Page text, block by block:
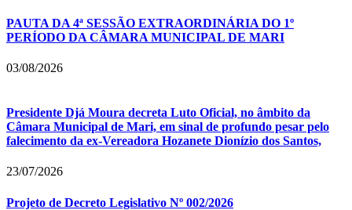
PAUTA DA 4ª SESSÃO EXTRAORDINÁRIA DO 1º
PERÍODO DA CÂMARA MUNICIPAL DE MARI
03/08/2026
Presidente Djá Moura decreta Luto Oficial, no âmbito da
Câmara Municipal de Mari, em sinal de profundo pesar pelo
falecimento da ex-Vereadora Hozanete Dionízio dos Santos,
23/07/2026
Projeto de Decreto Legislativo Nº 002/2026